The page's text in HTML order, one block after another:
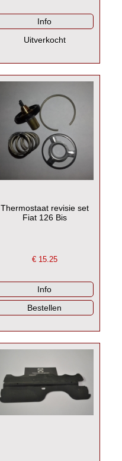
Thermostaat revisie set
Fiat 126 Bis
€ 15.25